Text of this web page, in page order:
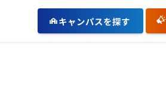
キャンパスを探す